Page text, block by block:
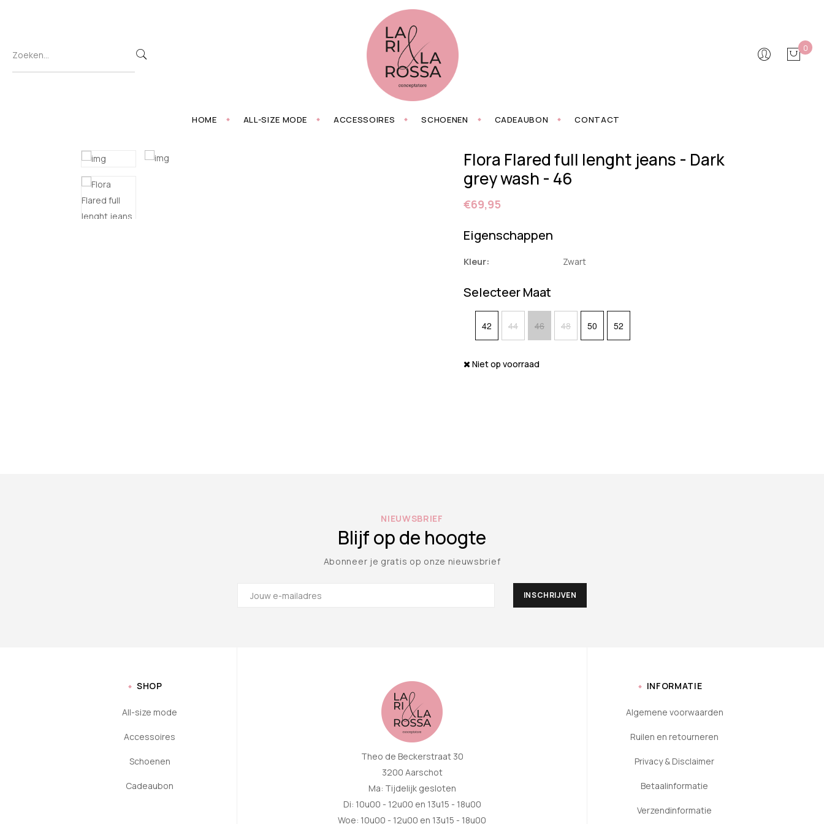
0
HOME ALL-SIZE MODE ACCESSOIRES SCHOENEN CADEAUBON CONTACT
Flora Flared full lenght jeans - Dark
grey wash - 46
€69,95
Eigenschappen
Kleur: Zwart
Selecteer Maat
42 44 46 48 50 52
Niet op voorraad
NIEUWSBRIEF
Blijf op de hoogte
Abonneer je gratis op onze nieuwsbrief
SHOP
All-size mode
Accessoires
Schoenen
Cadeaubon
Theo de Beckerstraat 30
3200 Aarschot
Ma: Tijdelijk gesloten
Di: 10u00 - 12u00 en 13u15 - 18u00
Woe: 10u00 - 12u00 en 13u15 - 18u00
INFORMATIE
Algemene voorwaarden
Ruilen en retourneren
Privacy & Disclaimer
Betaalinformatie
Verzendinformatie